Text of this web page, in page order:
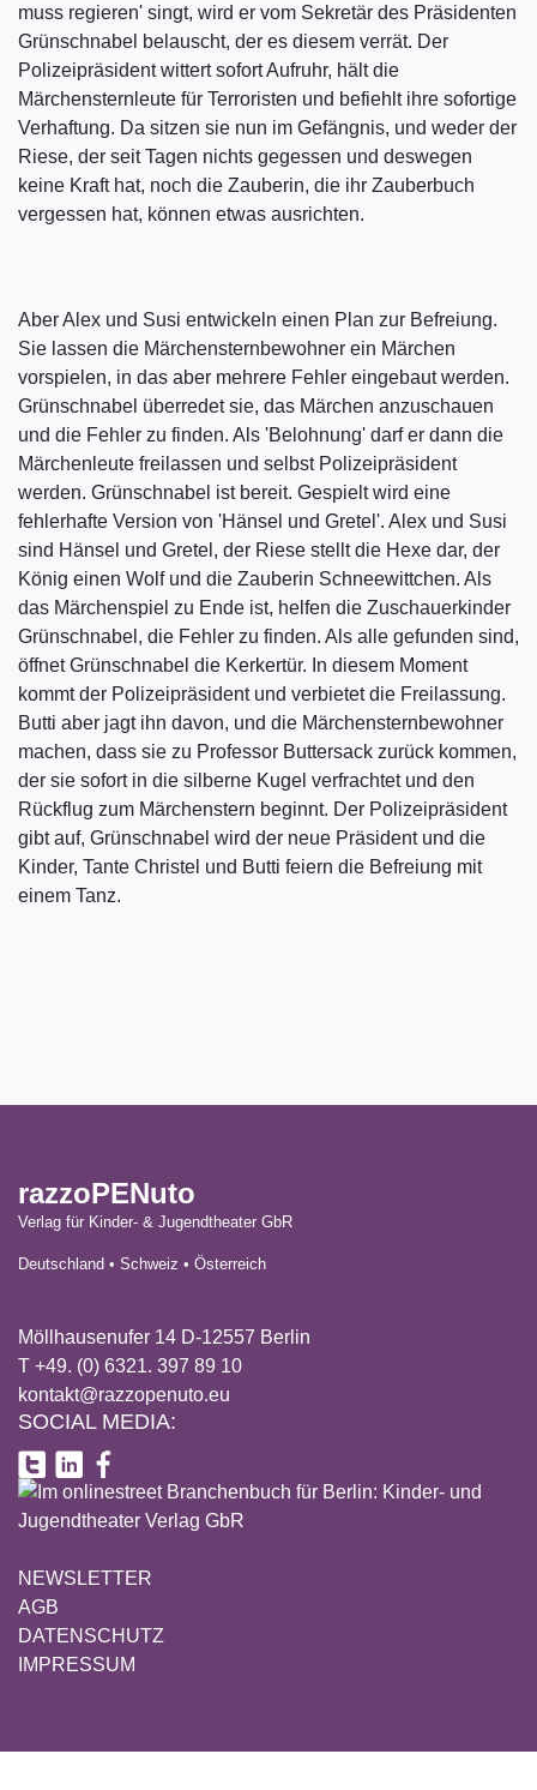
muss regieren' singt, wird er vom Sekretär des Präsidenten
Grünschnabel belauscht, der es diesem verrät. Der
Polizeipräsident wittert sofort Aufruhr, hält die
Märchensternleute für Terroristen und befiehlt ihre sofortige
Verhaftung. Da sitzen sie nun im Gefängnis, und weder der
Riese, der seit Tagen nichts gegessen und deswegen
keine Kraft hat, noch die Zauberin, die ihr Zauberbuch
vergessen hat, können etwas ausrichten.
Aber Alex und Susi entwickeln einen Plan zur Befreiung.
Sie lassen die Märchensternbewohner ein Märchen
vorspielen, in das aber mehrere Fehler eingebaut werden.
Grünschnabel überredet sie, das Märchen anzuschauen
und die Fehler zu finden. Als 'Belohnung' darf er dann die
Märchenleute freilassen und selbst Polizeipräsident
werden. Grünschnabel ist bereit. Gespielt wird eine
fehlerhafte Version von 'Hänsel und Gretel'. Alex und Susi
sind Hänsel und Gretel, der Riese stellt die Hexe dar, der
König einen Wolf und die Zauberin Schneewittchen. Als
das Märchenspiel zu Ende ist, helfen die Zuschauerkinder
Grünschnabel, die Fehler zu finden. Als alle gefunden sind,
öffnet Grünschnabel die Kerkertür. In diesem Moment
kommt der Polizeipräsident und verbietet die Freilassung.
Butti aber jagt ihn davon, und die Märchensternbewohner
machen, dass sie zu Professor Buttersack zurück kommen,
der sie sofort in die silberne Kugel verfrachtet und den
Rückflug zum Märchenstern beginnt. Der Polizeipräsident
gibt auf, Grünschnabel wird der neue Präsident und die
Kinder, Tante Christel und Butti feiern die Befreiung mit
einem Tanz.
razzoPENuto
Verlag für Kinder- & Jugendtheater GbR
Deutschland • Schweiz • Österreich
Möllhausenufer 14 D-12557 Berlin
T +49. (0) 6321. 397 89 10
kontakt@razzopenuto.eu
SOCIAL MEDIA:
NEWSLETTER
AGB
DATENSCHUTZ
IMPRESSUM